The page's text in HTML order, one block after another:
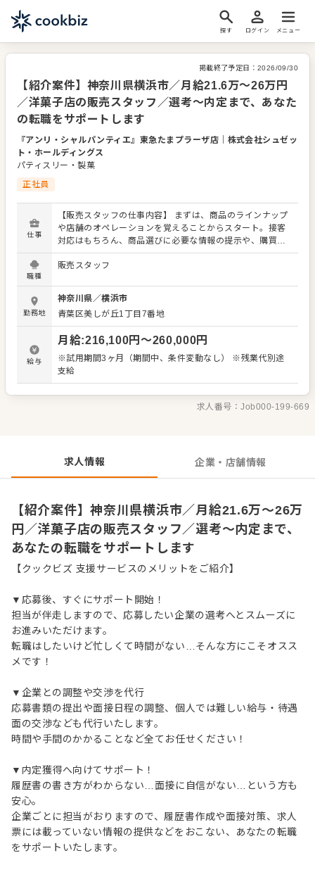
探す ログイン メニュー
掲載終了予定日： 2026/09/30
【紹介案件】神奈川県横浜市／月給21.6万～26万円
／洋菓子店の販売スタッフ／選考～内定まで、あなた
の転職をサポートします
『アンリ・シャルパンティエ』東急たまプラーザ店
株式会社シュゼッ
ト・ホールディングス
パティスリー・製菓
正社員
仕事
【販売スタッフの仕事内容】 まずは、商品のラインナップ
や店舗のオペレーションを覚えることからスタート。接客
対応はもちろん、商品選びに必要な情報の提示や、購買意
欲を掻き立てるような陳列にもチャレンジをお願いしま
す！ お店の顔として、お客さまから直接感謝の言葉をいた
す。内容は店舗メンバーに共有しながら、よりよいお店づ
くりを心がけてください。オペレーション改善などのアイ
デアも大歓迎です。 【具体的には…】 ・商品の陳列、POP
作成 ・商品説明やご提案 ・レジ会計、商品お渡し ・清
掃、開店閉店業務 など 入社後はスキルに合わせた業務か
らお任せしますので、徐々に仕事の幅を広げていきましょ
う。成長をしっかりサポートしますので、経験に関わらず
ップなどもめざせます。
職種
販売スタッフ
勤務地
神奈川県／横浜市
青葉区美しが丘1丁目7番地
給与
月給:216,100円〜260,000円
※試用期間3ヶ月（期間中、条件変動なし） ※残業代別途
支給
求人番号：Job000-199-669
求人情報 企業・店舗情報
【紹介案件】神奈川県横浜市／月給21.6万～26万
円／洋菓子店の販売スタッフ／選考～内定まで、
あなたの転職をサポートします
【クックビズ 支援サービスのメリットをご紹介】
▼応募後、すぐにサポート開始！
担当が伴走しますので、応募したい企業の選考へとスムーズに
お進みいただけます。
転職はしたいけど忙しくて時間がない…そんな方にこそオスス
メです！
▼企業との調整や交渉を代行
応募書類の提出や面接日程の調整、個人では難しい給与・待遇
面の交渉なども代行いたします。
時間や手間のかかることなど全てお任せください！
▼内定獲得へ向けてサポート！
履歴書の書き方がわからない…面接に自信がない…という方も
安心。
企業ごとに担当がおりますので、履歴書作成や面接対策、求人
票には載っていない情報の提供などをおこない、あなたの転職
をサポートいたします。